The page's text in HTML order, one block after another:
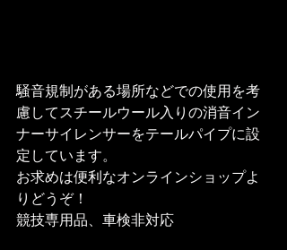
騒音規制がある場所などでの使用を考
慮してスチールウール入りの消音イン
ナーサイレンサーをテールパイプに設
定しています。
お求めは便利なオンラインショップよ
りどうぞ！
競技専用品、車検非対応